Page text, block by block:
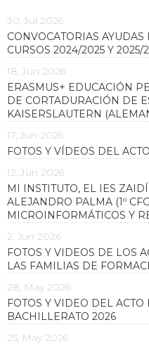
30, Jul 2026
CONVOCATORIAS
CURSOS 2024/2025 Y 2025/
18, Jun 2026
ERASMUS+ EDUCACIÓN
DE CORTADURACIÓN DE
KAISERSLAUTERN
17, Jun 2026
FOTOS Y VÍDEOS DEL
12, Jun 2026
MI INSTITUTO, EL IES
ALEJANDRO PALMA (1º
MICROINFORMÁTICOS Y
2, Jun 2026
FOTOS Y VIDEOS DE LOS
LAS FAMILIAS DE
28, May 2026
FOTOS Y VIDEO DEL
BACHILLERATO 2026
25, May 2026